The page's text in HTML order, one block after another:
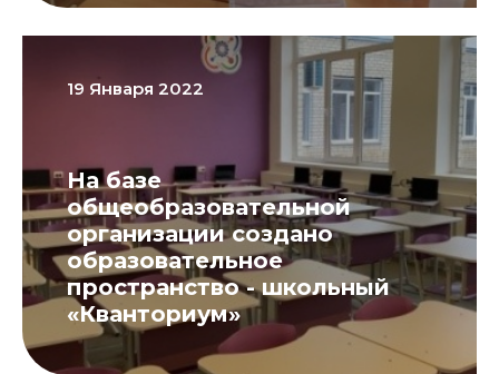
19 Января 2022
На базе
общеобразовательной
организации создано
образовательное
пространство - школьный
«Кванториум»